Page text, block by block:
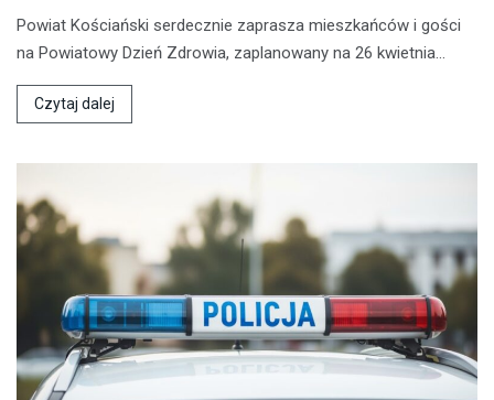
Powiat Kościański serdecznie zaprasza mieszkańców i gości
na Powiatowy Dzień Zdrowia, zaplanowany na 26 kwietnia…
Czytaj dalej